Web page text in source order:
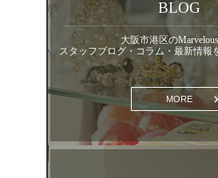
BLOG
大阪市港区の
スタッフブログ・コラム・最新情報
MORE